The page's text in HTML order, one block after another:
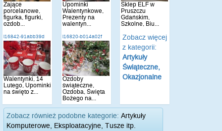
Zające
porcelanowe,
figurka, figurki,
ozdob...
Upominki
Walentynkowe,
Prezenty na
walentyn...
Sklep ELF w
Pruszczu
Gdańskim,
Szkolne, Biu...
i16842-91abb39d
Walentynki, 14
Lutego, Upominki
na święto z...
i16820-b014a02f
Ozdoby
świąteczne,
Ozdoba, Święta
Bożego na...
Zobacz więcej
z kategorii:
Artykuły
Świąteczne,
Okazjonalne
Zobacz również podobne kategorie: Artykuły
Komputerowe, Eksploatacyjne, Tusze itp.